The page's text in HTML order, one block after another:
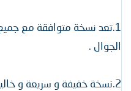
1.تعد نسخة متوافقة مع
الجوال .
2.نسخة خفيفة و سريعة و خالية من الأخطاء البرمجية .